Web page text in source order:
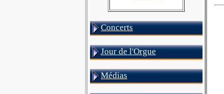
Concerts
Jour de l'Orgue
Médias